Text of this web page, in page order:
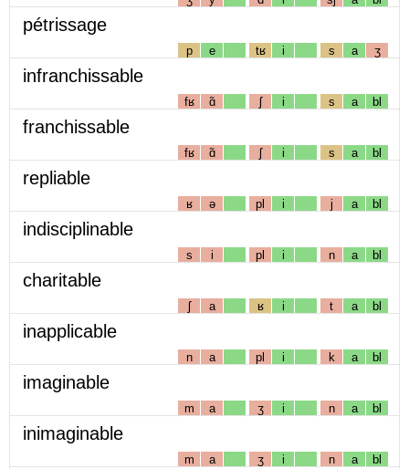
pétrissage
p e tʁ i s a ʒ
infranchissable
fʁ ɑ̃ ʃ i s a bl
franchissable
fʁ ɑ̃ ʃ i s a bl
repliable
ʁ ə pl i j a bl
indisciplinable
s i pl i n a bl
charitable
ʃ a ʁ i t a bl
inapplicable
n a pl i k a bl
imaginable
m a ʒ i n a bl
inimaginable
m a ʒ i n a bl